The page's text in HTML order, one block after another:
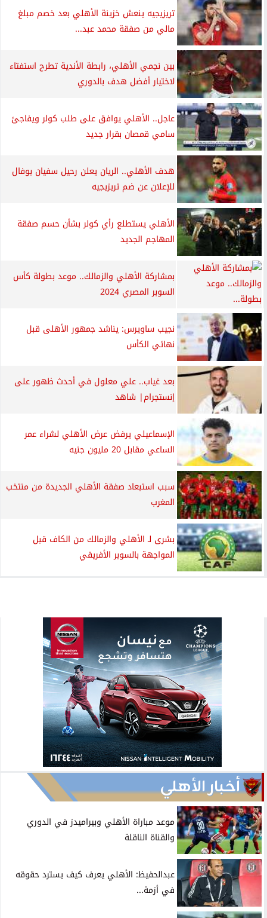
تريزيجيه ينعش خزينة الأهلي بعد خصم مبلغ
مالي من صفقة محمد عبد...
بين نجمي الأهلي، رابطة الأندية تطرح استفتاء
لاختيار أفضل هدف بالدوري
عاجل.. الأهلي يوافق على طلب كولر ويفاجئ
سامي قمصان بقرار جديد
هدف الأهلي.. الريان يعلن رحيل سفيان بوفال
للإعلان عن ضم تريزيجيه
الأهلي يستطلع رأي كولر بشأن حسم صفقة
المهاجم الجديد
بمشاركة الأهلي والزمالك.. موعد بطولة كأس
السوبر المصري 2024
نجيب ساويرس: يناشد جمهور الأهلى قبل
نهائي الكأس
بعد غياب.. علي معلول في أحدث ظهور على
إنستجرام| شاهد
الإسماعيلي يرفض عرض الأهلي لشراء عمر
الساعي مقابل 20 مليون جنيه
سبب استبعاد صفقة الأهلي الجديدة من منتخب
المغرب
بشرى لـ الأهلي والزمالك من الكاف قبل
المواجهة بالسوبر الأفريقي
أخبار الأهلي
موعد مباراة الأهلي وبيراميدز في الدوري
والقناة الناقلة
عبدالحفيظ: الأهلي يعرف كيف يسترد حقوقه
في أزمة...